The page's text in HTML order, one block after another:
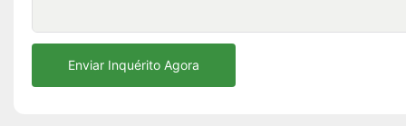
Enviar Inquérito Agora